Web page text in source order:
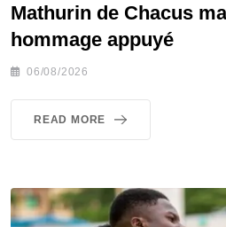
Mathurin de Chacus
hommage appuyé
06/08/2026
READ MORE